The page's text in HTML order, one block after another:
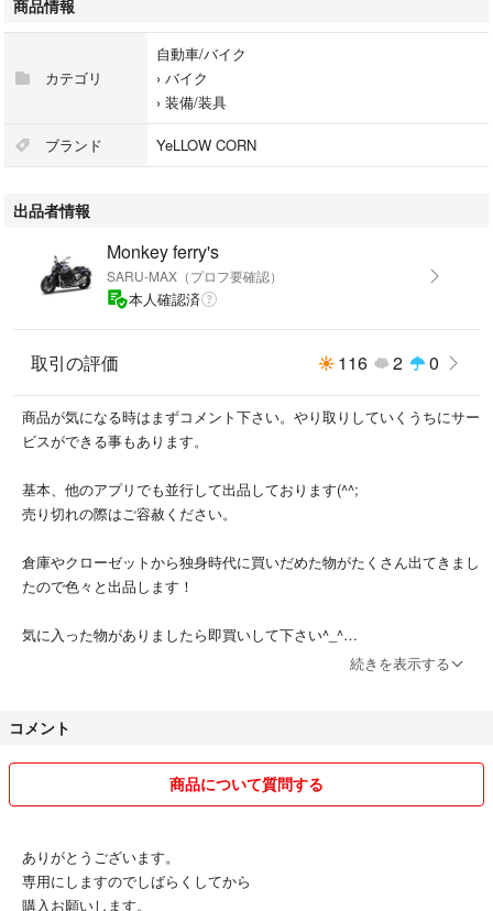
ウエストも絞れるのでバタつきもないです。
ウインターモデルですがスリーシーズン用としても
使えると思います。
山に走りに行く時はこれくらいのジャケットがオススメです。
特に早朝はまだまだ寒いので…。
他のところでも出品しておりますので
商品情報
カテゴリ
自動車/バイク
› バイク
› 装備/装具
ブランド YeLLOW CORN
出品者情報
Monkey ferry's
SARU-MAX（プロフ要確認）
本人確認済
取引の評価 116 2 0
商品が気になる時はまずコメント下さい。やり取りしていくうちにサー
ビスができる事もあります。
基本、他のアプリでも並行して出品しております(^^;
売り切れの際はご容赦ください。
倉庫やクローゼットから独身時代に買いだめた物がたくさん出てきまし
たので色々と出品します！
気に入った物がありましたら即買いして下さい^_^
定期的にアップしますので。
評価はまだ少ないですがヤフオクやメルカリでの経験は豊富なのでスム
ーズに取り引きできます。
さい。
時々、価格を変動させますのでチャンスを狙って買うのもありかもしれ
ません。
続きを表示する
コメント
商品について質問する
ありがとうございます。
専用にしますのでしばらくしてから
購入お願いします。